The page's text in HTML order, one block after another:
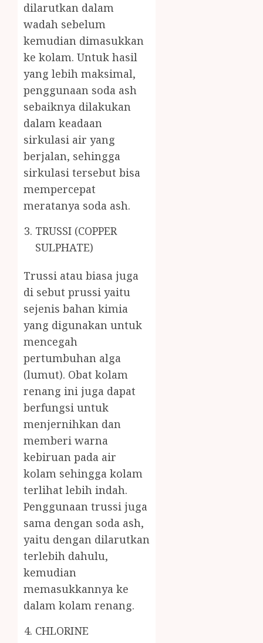
dilarutkan dalam
wadah sebelum
kemudian dimasukkan
ke kolam. Untuk hasil
yang lebih maksimal,
penggunaan soda ash
sebaiknya dilakukan
dalam keadaan
sirkulasi air yang
berjalan, sehingga
sirkulasi tersebut bisa
mempercepat
meratanya soda ash.
TRUSSI (COPPER
SULPHATE)
Trussi atau biasa juga
di sebut prussi yaitu
sejenis bahan kimia
yang digunakan untuk
mencegah
pertumbuhan alga
(lumut). Obat kolam
renang ini juga dapat
berfungsi untuk
menjernihkan dan
memberi warna
kebiruan pada air
kolam sehingga kolam
terlihat lebih indah.
Penggunaan trussi juga
sama dengan soda ash,
yaitu dengan dilarutkan
terlebih dahulu,
kemudian
memasukkannya ke
dalam kolam renang.
CHLORINE